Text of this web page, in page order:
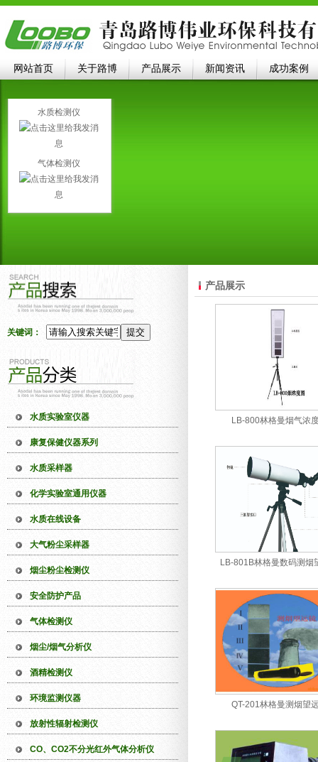
网站首页 关于路博 产品展示 新闻资讯 成功案例
关键词：
水质实验室仪器
康复保健仪器系列
水质采样器
化学实验室通用仪器
水质在线设备
大气粉尘采样器
烟尘粉尘检测仪
安全防护产品
气体检测仪
烟尘/烟气分析仪
酒精检测仪
环境监测仪器
放射性辐射检测仪
CO、CO2不分光红外气体分析仪
产品展示
LB-800林格曼烟气浓
LB-801B林格曼数码测烟
QT-201林格曼测烟望
水质检测仪
气体检测仪